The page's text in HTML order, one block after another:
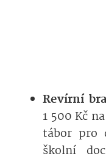
Revírní
1 500 Kč
tábor pro
školní